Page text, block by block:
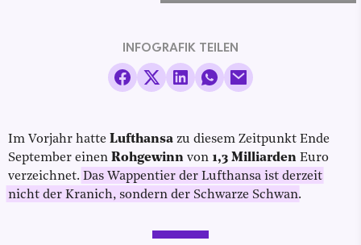
INFOGRAFIK TEILEN
Im Vorjahr hatte Lufthansa zu diesem Zeitpunkt Ende
September einen Rohgewinn von 1,3 Milliarden Euro
verzeichnet. Das Wappentier der Lufthansa ist derzeit
nicht der Kranich, sondern der Schwarze Schwan.